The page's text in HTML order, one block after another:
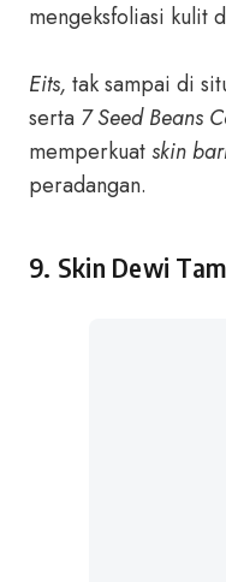
mengeksfoliasi kulit
Eits, tak sampai di
serta 7 Seed Beans
memperkuatskin
peradangan.
9. Skin Dewi